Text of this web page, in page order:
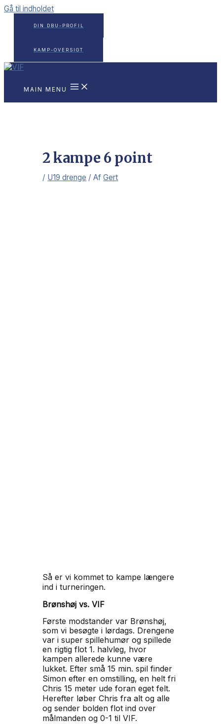
Gå til indholdet
DIN DBU-PROFIL
KAMP-OVERSIGT
MAIN MENU
2 kampe 6 point
/ U19 drenge / AfGert
Så er vi kommet to kampe længere
ind i turneringen.
Brønshøj vs. VIF
Første modstander var Brønshøj,
som vi besøgte i lørdags. Drengene
var i super spillehumør og spillede
en rigtig flot 1. halvleg, hvor
kampen allerede kunne være
lukket. Efter små 15 min. spil finder
Simon efter enomstilling, en helt fri
Chris 15 meter ude foran eget felt.
Herefter løberChris fra alt og alle
og sender bolden flot ind over
målmanden og 0-1 til VIF.